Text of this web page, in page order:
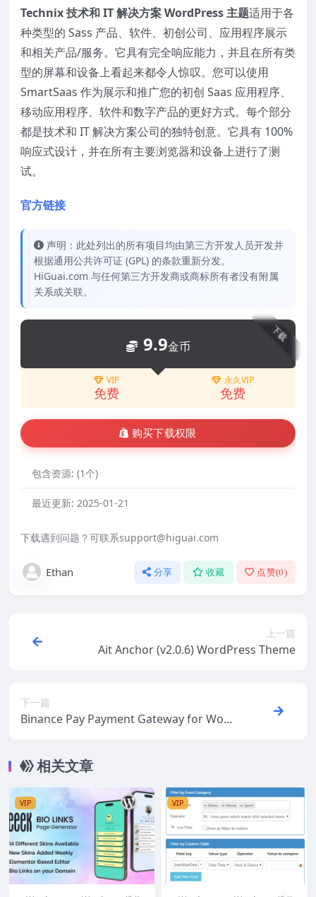
Technix 技术和 IT 解决方案 WordPress 主题适用于各
种类型的 Sass 产品、软件、初创公司、应用程序展示
和相关产品/服务。它具有完全响应能力，并且在所有类
型的屏幕和设备上看起来都令人惊叹。您可以使用
SmartSaas 作为展示和推广您的初创 Saas 应用程序、
移动应用程序、软件和数字产品的更好方式。每个部分
都是技术和 IT 解决方案公司的独特创意。它具有 100%
响应式设计，并在所有主要浏览器和设备上进行了测
试。
官方链接
声明：此处列出的所有项目均由第三方开发人员开发并
根据通用公共许可证 (GPL) 的条款重新分发。
HiGuai.com 与任何第三方开发商或商标所有者没有附属
关系或关联。
下载
9.9金币
VIP
免费
永久VIP
免费
购买下载权限
包含资源: (1个)
最近更新: 2025-01-21
下载遇到问题？可联系support@higuai.com
Ethan 分享 收藏 点赞(0)
上一篇
Ait Anchor (v2.0.6) WordPress Theme
下一篇
Binance Pay Payment Gateway for WooC
相关文章
VIP VIP